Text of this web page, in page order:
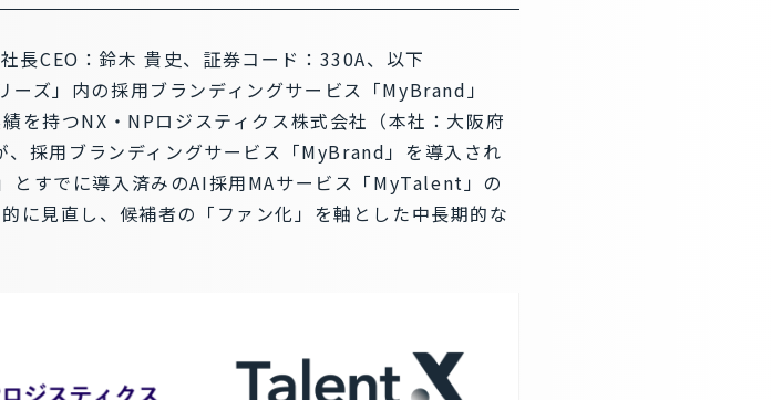
長CEO：鈴木 貴史、証券コード：330A、以下
ズ」内の採用ブランディングサービス「MyBrand」
を持つNX・NPロジスティクス株式会社（本社：大阪府
採用ブランディングサービス「MyBrand」を導入され
すでに導入済みのAI採用MAサービス「MyTalent」の
に見直し、候補者の「ファン化」を軸とした中長期的な